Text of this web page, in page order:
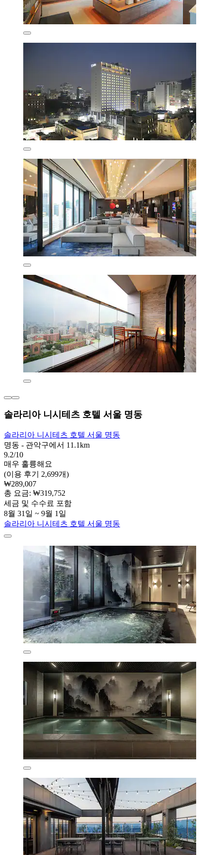
솔라리아 니시테츠 호텔 서울 명동
솔라리아 니시테츠 호텔 서울 명동
명동 - 관악구에서 11.1km
9.2/10
매우 훌륭해요
(이용 후기 2,699개)
₩289,007
총 요금: ₩319,752
세금 및 수수료 포함
8월 31일 ~ 9월 1일
솔라리아 니시테츠 호텔 서울 명동